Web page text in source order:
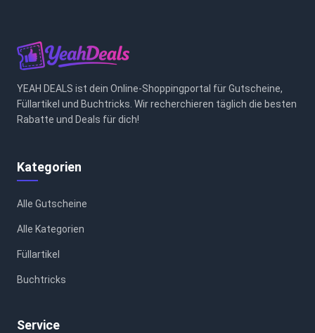
YEAH DEALS ist dein Online-Shoppingportal für Gutscheine,
Füllartikel und Buchtricks. Wir recherchieren täglich die besten
Rabatte und Deals für dich!
Kategorien
Alle Gutscheine
Alle Kategorien
Füllartikel
Buchtricks
Service